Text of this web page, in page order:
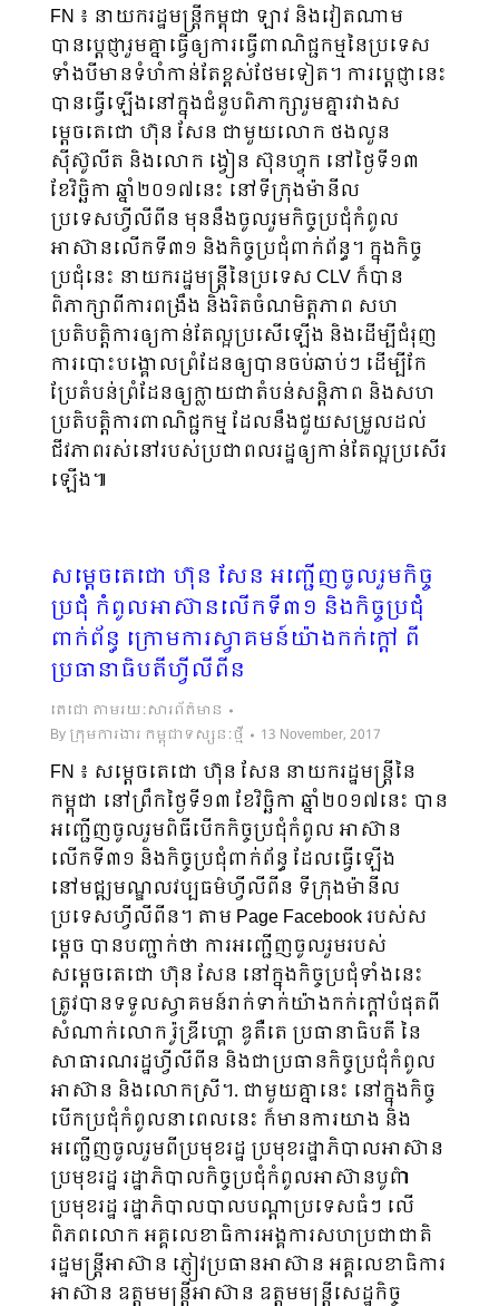
FN ៖ នាយករដ្ឋមន្រ្តីកម្ពុជា ឡាវ និងវៀតណាម
បានប្តេជ្ញារួមគ្នាធ្វើឲ្យការធ្វើពាណិជ្ជកម្មនៃប្រទេស
ទាំងបីមានទំហំកាន់តែខ្ពស់ថែមទៀត។ ការប្តេជ្ញានេះ
បានធ្វើឡើងនៅក្នុងជំនួបពិភាក្សារួមគ្នារវាងស
ម្តេចតេជោ ហ៊ុន សែន ជាមួយលោក ថងលួន
ស៊ីស៊ូលីត និងលោក ង្វៀន ស៊ុនហ្វុក នៅថ្ងៃទី១៣
ខែវិច្ឆិកា ឆ្នាំ២០១៧នេះ នៅទីក្រុងម៉ានីល
ប្រទេសហ្វីលីពីន មុននឹងចូលរួមកិច្ចប្រជុំកំពូល
អាស៊ានលើកទី៣១ និងកិច្ចប្រជុំពាក់ព័ន្ធ។ ក្នុងកិច្ច
ប្រជុំនេះ នាយករដ្ឋមន្រ្តីនៃប្រទេស CLV ក៏បាន
ពិភាក្សាពីការពង្រឹង និងរិតចំណមិត្តភាព សហ
ប្រតិបត្តិការឲ្យកាន់តែល្អប្រសើឡើង និងដើម្បីជំរុញ
ការបោះបង្គោលព្រំដែនឲ្យបានចប់ឆាប់ៗ ដើម្បីកែ
ប្រែតំបន់ព្រំដែនឲ្យក្លាយជាតំបន់សន្តិភាព និងសហ
ប្រតិបត្តិការពាណិជ្ជកម្ម ដែលនឹងជួយសម្រួលដល់
ជីវភាពរស់នៅរបស់ប្រជាពលរដ្ឋឲ្យកាន់តែល្អប្រសើរ
ឡើង៕
សម្តេចតេជោ ហ៊ុន សែន អញ្ជើញចូលរួមកិច្ច
ប្រជុំ កំពូលអាស៊ានលើកទី៣១ និងកិច្ចប្រជុំ
ពាក់ព័ន្ធ ក្រោមការស្វាគមន៍យ៉ាងកក់ក្តៅ ពី
ប្រធានាធិបតីហ្វីលីពីន
តេជោ តាមរយៈសារព័ត៌មាន
By ក្រុមការងារ កម្ពុជាទស្សនៈថ្មី 13 November, 2017
FN ៖ សម្ដេចតេជោ ហ៊ុន សែន នាយករដ្ឋមន្ត្រីនៃ
កម្ពុជា នៅព្រឹកថ្ងៃទី១៣ ខែវិច្ឆិកា ឆ្នាំ២០១៧នេះ បាន
អញ្ជើញចូលរួមពិធីបើកកិច្ចប្រជុំកំពូល អាស៊ាន
លើកទី៣១ និងកិច្ចប្រជុំពាក់ព័ន្ធ ដែលធ្វើឡើង
នៅមជ្ឍមណ្ឌលវប្បធម៌ហ្វីលីពីន ទីក្រុងម៉ានីល
ប្រទេសហ្វីលីពីន។ តាម Page Facebook របស់ស
ម្តេច បានបញ្ជាក់ថា ការអញ្ជើញចូលរួមរបស់
សម្ដេចតេជោ ហ៊ុន សែន នៅក្នុងកិច្ចប្រជុំទាំងនេះ
ត្រូវបានទទួលស្វាគមន៍រាក់ទាក់យ៉ាងកក់ក្ដៅបំផុតពី
សំណាក់លោក រ៉ូឌ្រីហ្គោ ឌូតឺតេ ប្រធានាធិបតី នៃ
សាធារណរដ្ឋហ្វីលីពីន និងជាប្រធានកិច្ចប្រជុំកំពូល
អាស៊ាន និងលោកស្រី។. ជាមួយគ្នានេះ នៅក្នុងកិច្ច
បើកប្រជុំកំពូលនាពេលនេះ ក៏មានការយាង និង
អញ្ជើញចូលរួមពីប្រមុខរដ្ឋ ប្រមុខរដ្ឋាភិបាលអាស៊ាន
ប្រមុខរដ្ឋ រដ្ឋាភិបាលកិច្ចប្រជុំកំពូលអាស៊ានបូព៌ា
ប្រមុខរដ្ឋ រដ្ឋាភិបាលបាលបណ្ដាប្រទេសធំៗ លើ
ពិភពលោក អគ្គលេខាធិការអង្គការសហប្រជាជាតិ
រដ្ឋមន្ត្រីអាស៊ាន ភ្ញៀវប្រធានអាស៊ាន អគ្គលេខាធិការ
អាស៊ាន ឧត្តមមន្ត្រីអាស៊ាន ឧត្តមមន្ត្រីសេដ្ឋកិច្ច